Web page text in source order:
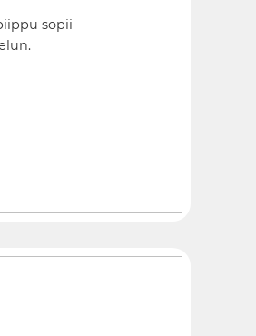
sopii